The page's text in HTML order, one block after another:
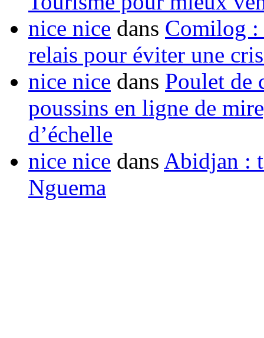
nice nice dans Comilog :
relais pour éviter une
nice nice dans Poulet de
poussins en ligne de
d’échelle
nice nice dans Abidjan :
Nguema